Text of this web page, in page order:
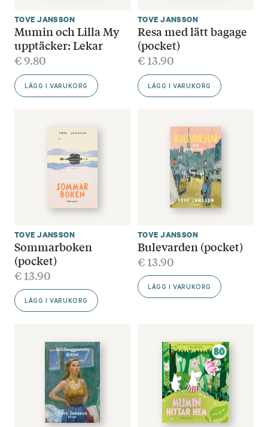
TOVE JANSSON
Mumin och Lilla My
upptäcker: Lekar
€9.80
LÄGG I VARUKORG
TOVE JANSSON
Resa med lätt bagage
(pocket)
€13.90
LÄGG I VARUKORG
TOVE JANSSON
Sommarboken
(pocket)
€13.90
LÄGG I VARUKORG
TOVE JANSSON
Bulevarden (pocket)
€13.90
LÄGG I VARUKORG